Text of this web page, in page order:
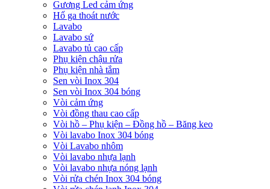
Gương Led cảm ứng
Hố ga thoát nước
Lavabo
Lavabo sứ
Lavabo tủ cao cấp
Phụ kiện chậu rửa
Phụ kiện nhà tắm
Sen vòi Inox 304
Sen vòi Inox 304 bóng
Vòi cảm ứng
Vòi đồng thau cao cấp
Vòi hồ – Phụ kiện – Đồng hồ – Băng keo
Vòi lavabo Inox 304 bóng
Vòi Lavabo nhôm
Vòi lavabo nhựa lạnh
Vòi lavabo nhựa nóng lạnh
Vòi rửa chén Inox 304 bóng